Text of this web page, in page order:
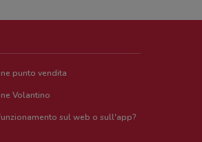
punto vendita
Volantino
sul web o sull'app?